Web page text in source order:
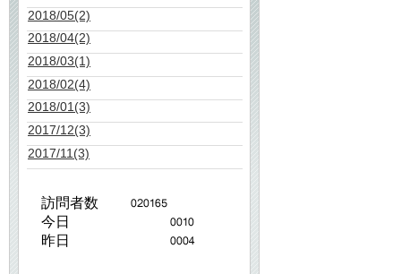
2018/05(2)
2018/04(2)
2018/03(1)
2018/02(4)
2018/01(3)
2017/12(3)
2017/11(3)
訪問者数
今日
昨日